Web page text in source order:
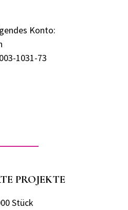
Konto:
1031-73
PROJEKTE
Stück